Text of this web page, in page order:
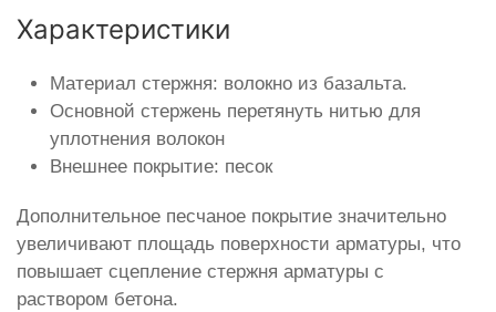
Характеристики
Материал стержня: волокно из базальта.
Основной стержень перетянуть нитью для
уплотнения волокон
Внешнее покрытие: песок
Дополнительное песчаное покрытие значительно
увеличивают площадь поверхности арматуры, что
повышает сцепление стержня арматуры с
раствором бетона.